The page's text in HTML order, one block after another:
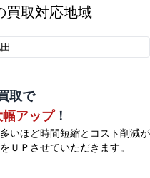
買取対応地域
取で
幅アップ！
いほど時間短縮とコスト削減が
ＵＰさせていただきます。